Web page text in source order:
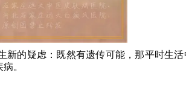
新的疑虑：既然有遗传可能，那平时生
。